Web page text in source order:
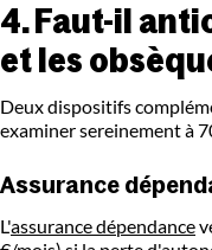
4. Faut-il
et les
Deux dispositifs
examiner sereinement à
Assurance
L'assurance dépendance